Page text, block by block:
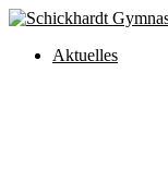
Aktuelles